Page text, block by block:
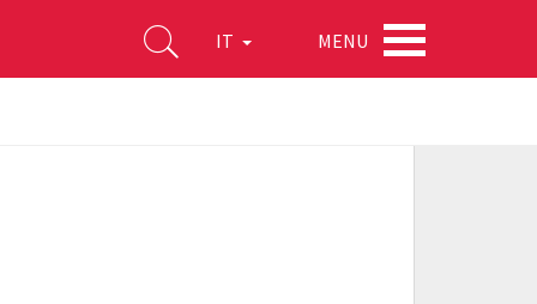
IT MENU